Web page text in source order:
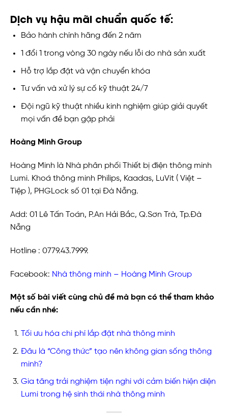
Dịch vụ hậu mãi chuẩn quốc tế:
Bảo hành chính hãng đến 2 năm
1 đổi 1 trong vòng 30 ngày nếu lỗi do nhà sản xuất
Hỗ trợ lắp đặt và vận chuyển khóa
Tư vấn và xử lý sự cố kỹ thuật 24/7
Đội ngũ kỹ thuật nhiều kinh nghiệm giúp giải quyết
mọi vấn đề bạn gặp phải
Hoàng Minh Group
Hoàng Minh là Nhà phân phối Thiết bị điện thông minh
Lumi. Khoá thông minh Philips, Kaadas, LuVit ( Việt –
Tiệp ), PHGLock số 01 tại Đà Nẵng.
Add: 01 Lê Tấn Toán, P.An Hải Bắc, Q.Sơn Trà, Tp.Đà
Nẵng
Hotline : 0779.43.7999.
Facebook: Nhà thông minh – Hoàng Minh Group
Một số bài viết cùng chủ đề mà bạn có thể tham khảo
nếu cần nhé:
Tối ưu hóa chi phí lắp đặt nhà thông minh
Đâu là “Công thức” tạo nên không gian sống thông
minh?
Gia tăng trải nghiệm tiện nghi với cảm biến hiện diện
Lumi trong hệ sinh thái nhà thông minh